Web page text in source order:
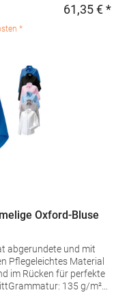
& Co. KG Am Stadtholz
Deutschland E-Mail: info@seidensticker.de
61,35 € *
*
Oxford-Bluse